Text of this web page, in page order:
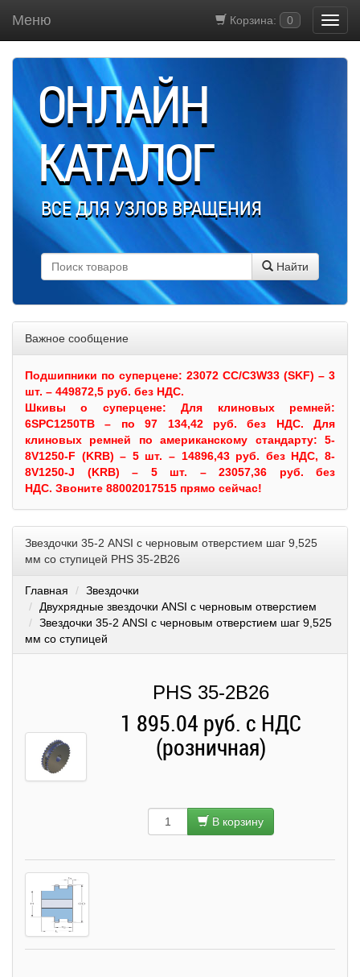
Корзина: 0
Меню
ОНЛАЙН
КАТАЛОГ
ВСЕ ДЛЯ УЗЛОВ ВРАЩЕНИЯ
Найти
Важное сообщение
Подшипники по суперцене: 23072 CC/C3W33 (SKF) – 3
шт. – 449872,5 руб. без НДС.
Шкивыо суперцене:Для клиновых ремней:
6SPC1250TB – по 97 134,42 руб. без НДС. Для
клиновых ремней по американскому стандарту: 5-
8V1250-F (KRB) – 5 шт. – 14896,43 руб. без НДС, 8-
8V1250-J (KRB) – 5 шт. – 23057,36 руб. без
НДС. Звоните 88002017515 прямо сейчас!
Звездочки 35-2 ANSI с черновым отверстием шаг 9,525
мм со ступицей PHS 35-2B26
Главная
Звездочки
Двухрядные звездочки ANSI с черновым отверстием
Звездочки 35-2 ANSI с черновым отверстием шаг 9,525
мм со ступицей
PHS 35-2B26
1 895.04 руб. с НДС
(розничная)
В корзину